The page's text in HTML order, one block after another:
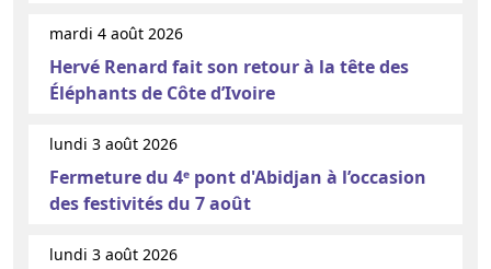
mardi 4 août 2026
Hervé Renard fait son retour à la tête des
Éléphants de Côte d’Ivoire
lundi 3 août 2026
Fermeture du 4ᵉ pont d'Abidjan à l’occasion
des festivités du 7 août
lundi 3 août 2026